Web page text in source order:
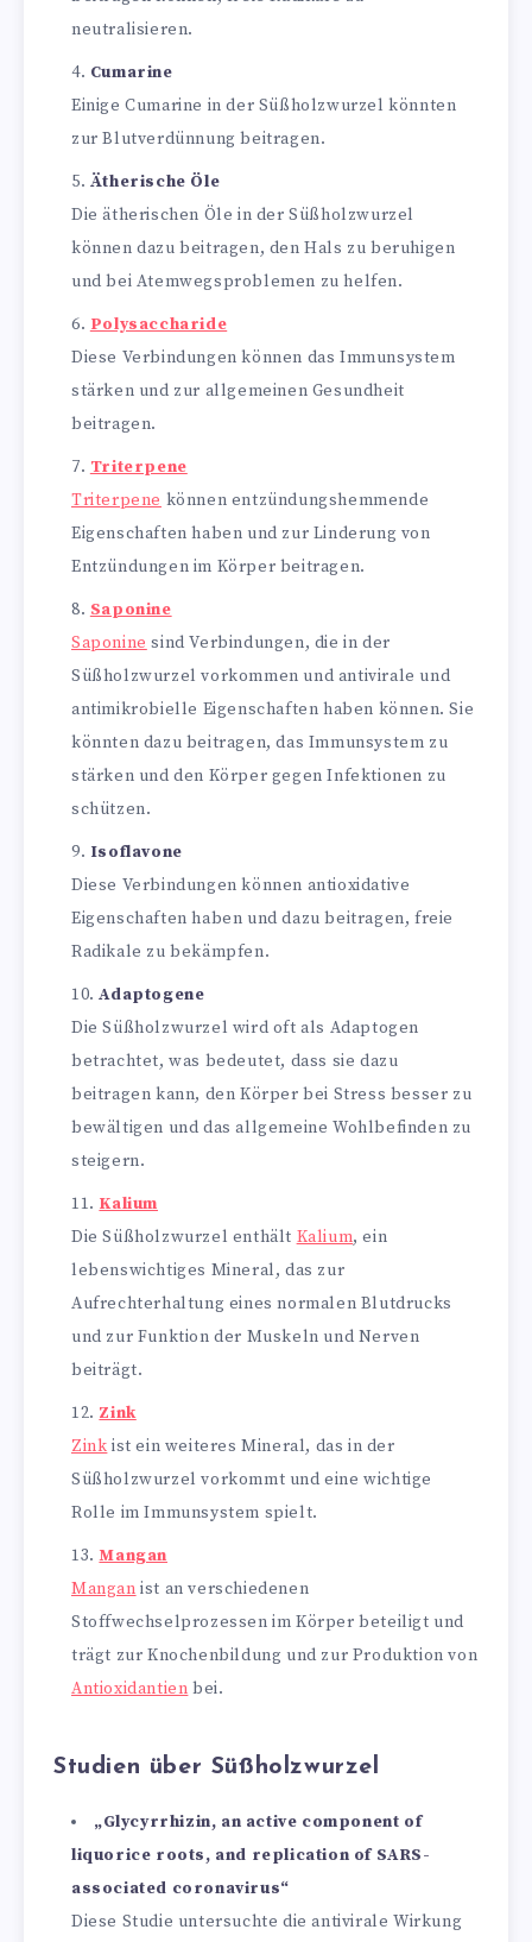
neutralisieren.
Cumarine
Einige Cumarine in der Süßholzwurzel könnten
zur Blutverdünnung beitragen.
Ätherische Öle
Die ätherischen Öle in der Süßholzwurzel
können dazu beitragen, den Hals zu beruhigen
und bei Atemwegsproblemen zu helfen.
Polysaccharide
Diese Verbindungen können das Immunsystem
stärken und zur allgemeinen Gesundheit
beitragen.
Triterpene
Triterpene können entzündungshemmende
Eigenschaften haben und zur Linderung von
Entzündungen im Körper beitragen.
Saponine
Saponine sind Verbindungen, die in der
Süßholzwurzel vorkommen und antivirale und
antimikrobielle Eigenschaften haben können. Sie
könnten dazu beitragen, das Immunsystem zu
stärken und den Körper gegen Infektionen zu
schützen.
Isoflavone
Diese Verbindungen können antioxidative
Eigenschaften haben und dazu beitragen, freie
Radikale zu bekämpfen.
Adaptogene
Die Süßholzwurzel wird oft als Adaptogen
betrachtet, was bedeutet, dass sie dazu
beitragen kann, den Körper bei Stress besser zu
bewältigen und das allgemeine Wohlbefinden zu
steigern.
Kalium
Die Süßholzwurzel enthält Kalium, ein
lebenswichtiges Mineral, das zur
Aufrechterhaltung eines normalen Blutdrucks
und zur Funktion der Muskeln und Nerven
beiträgt.
Zink
Zink ist ein weiteres Mineral, das in der
Süßholzwurzel vorkommt und eine wichtige
Rolle im Immunsystem spielt.
Mangan
Mangan ist an verschiedenen
Stoffwechselprozessen im Körper beteiligt und
trägt zur Knochenbildung und zur Produktion von
Antioxidantien bei.
Studien über Süßholzwurzel
„Glycyrrhizin, an active component of
liquorice roots, and replication of SARS-
associated coronavirus“
Diese Studie untersuchte die antivirale Wirkung